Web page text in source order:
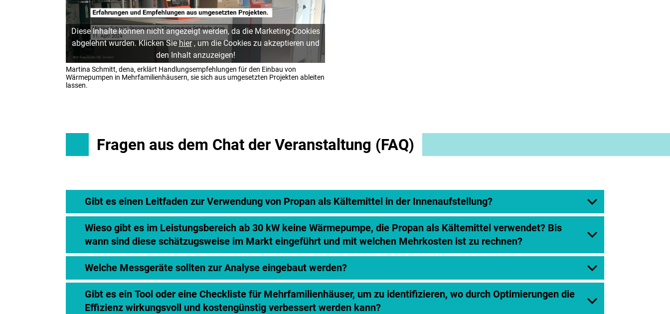
Diese Inhalte können nicht angezeigt werden, da die Marketing-Cookies
abgelehnt wurden. Klicken Siehier, um die Cookies zu akzeptieren und
den Inhalt anzuzeigen!
Martina Schmitt, dena, erklärt Handlungsempfehlungen für den Einbau von
Wärmepumpen in Mehrfamilienhäusern, sie sich aus umgesetzten Projekten ableiten
lassen.
Fragen aus dem Chat der Veranstaltung (FAQ)
Gibt es einen Leitfaden zur Verwendung von Propan als Kältemittel in der Innenaufstellung?
Wieso gibt es im Leistungsbereich ab 30 kW keine Wärmepumpe, die Propan als Kältemittel verwendet? Bis
wann sind diese schätzugsweise im Markt eingeführt und mit welchen Mehrkosten ist zu rechnen?
Welche Messgeräte sollten zur Analyse eingebaut werden?
Gibt es ein Tool oder eine Checkliste für Mehrfamilienhäuser, um zu identifizieren, wo durch Optimierungen die
Effizienz wirkungsvoll und kostengünstig verbessert werden kann?